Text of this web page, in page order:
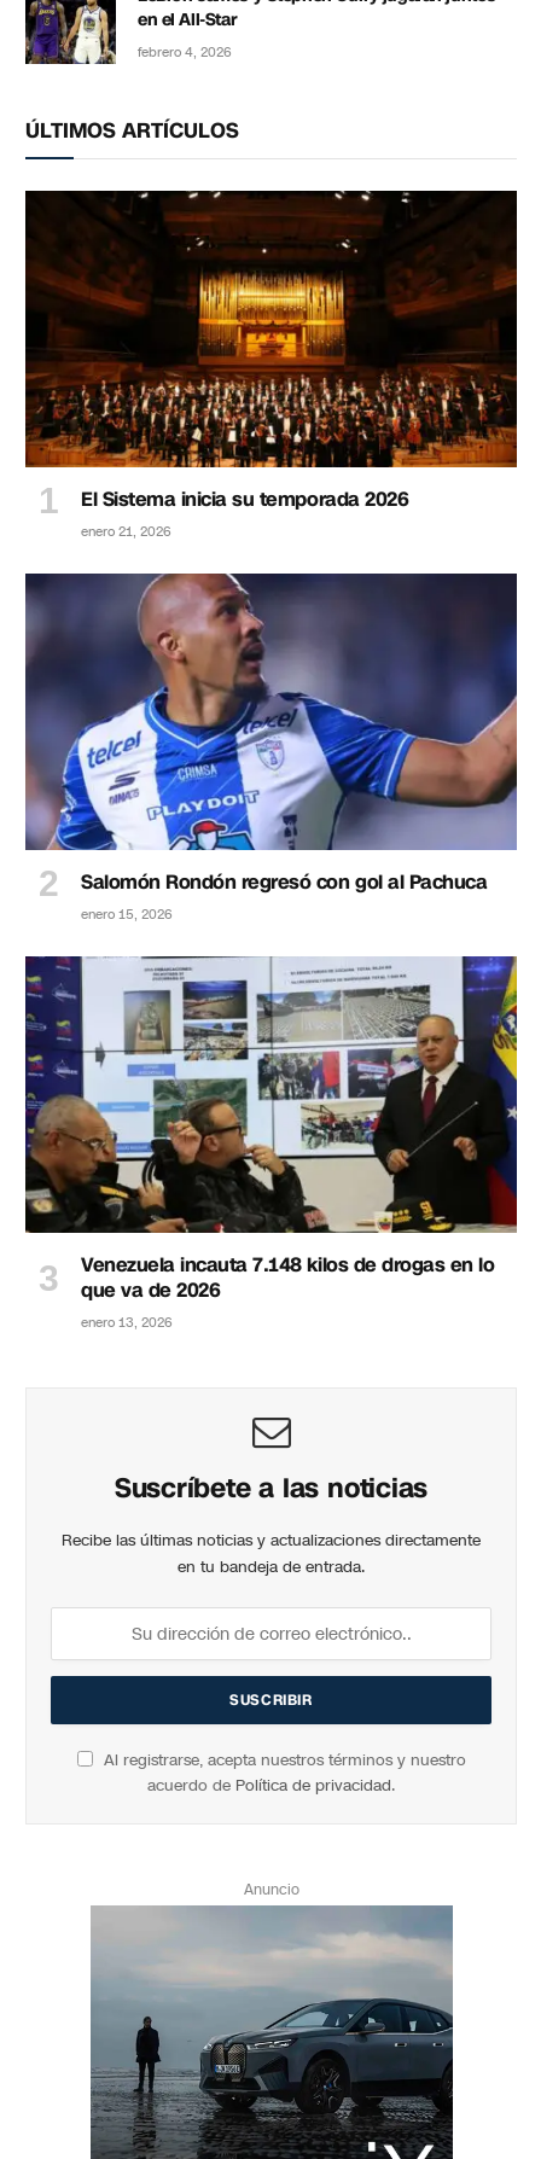
en el All-Star
febrero 4, 2026
ÚLTIMOS ARTÍCULOS
El Sistema inicia su temporada 2026
enero 21, 2026
Salomón Rondón regresó con gol al Pachuca
enero 15, 2026
Venezuela incauta 7.148 kilos de drogas en lo
que va de 2026
enero 13, 2026
Suscríbete a las noticias
Recibe las últimas noticias y actualizaciones directamente
en tu bandeja de entrada.
Al registrarse, acepta nuestros términos y nuestro
acuerdo de Política de privacidad.
Anuncio